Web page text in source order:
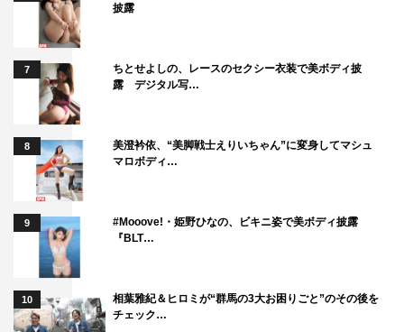
披露
7
ちとせよしの、レースのセクシー衣装で美ボディ披
露 デジタル写…
8
美澄衿依、“美脚戦士えりいちゃん”に変身してマシュ
マロボディ…
9
#Mooove!・姫野ひなの、ビキニ姿で美ボディ披露
『BLT…
10
相葉雅紀＆ヒロミが“群馬の3大お困りごと”のその後を
チェック…